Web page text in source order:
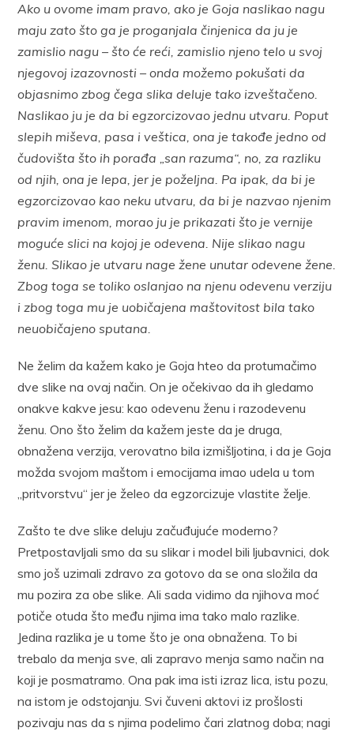
Ako u ovome imam pravo, ako je Goja naslikao nagu
maju zato što ga je proganjala činjenica da ju je
zamislio nagu – što će reći, zamislio njeno telo u svoj
njegovoj izazovnosti – onda možemo pokušati da
objasnimo zbog čega slika deluje tako izveštačeno.
Naslikao ju je da bi egzorcizovao jednu utvaru. Poput
slepih miševa, pasa i veštica, ona je takođe jedno od
čudovišta što ih porađa „san razuma“, no, za razliku
od njih, ona je lepa, jer je poželjna. Pa ipak, da bi je
egzorcizovao kao neku utvaru, da bi je nazvao njenim
pravim imenom, morao ju je prikazati što je vernije
moguće slici na kojoj je odevena. Nije slikao nagu
ženu. Slikao je utvaru nage žene unutar odevene žene.
Zbog toga se toliko oslanjao na njenu odevenu verziju
i zbog toga mu je uobičajena maštovitost bila tako
neuobičajeno sputana.
Ne želim da kažem kako je Goja hteo da protumačimo
dve slike na ovaj način. On je očekivao da ih gledamo
onakve kakve jesu: kao odevenu ženu i razodevenu
ženu. Ono što želim da kažem jeste da je druga,
obnažena verzija, verovatno bila izmišljotina, i da je Goja
možda svojom maštom i emocijama imao udela u tom
„pritvorstvu“ jer je želeo da egzorcizuje vlastite želje.
Zašto te dve slike deluju začuđujuće moderno?
Pretpostavljali smo da su slikar i model bili ljubavnici, dok
smo još uzimali zdravo za gotovo da se ona složila da
mu pozira za obe slike. Ali sada vidimo da njihova moć
potiče otuda što među njima ima tako malo razlike.
Jedina razlika je u tome što je ona obnažena. To bi
trebalo da menja sve, ali zapravo menja samo način na
koji je posmatramo. Ona pak ima isti izraz lica, istu pozu,
na istom je odstojanju. Svi čuveni aktovi iz prošlosti
pozivaju nas da s njima podelimo čari zlatnog doba; nagi